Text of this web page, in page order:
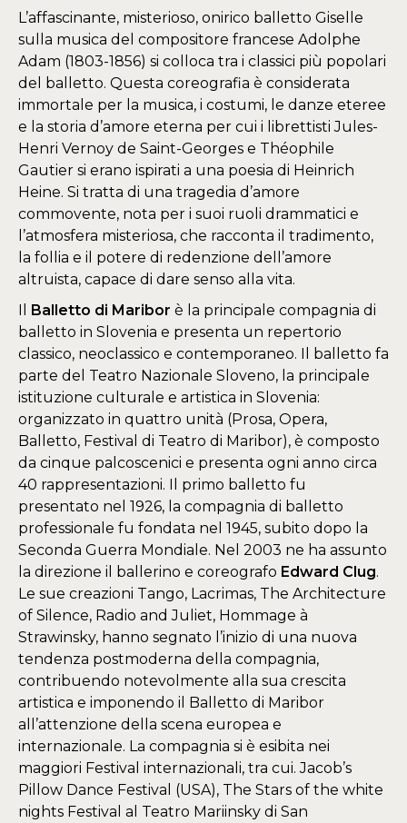
L’affascinante, misterioso, onirico balletto Giselle
sulla musica del compositore francese Adolphe
Adam (1803-1856) si colloca tra i classici più popolari
del balletto. Questa coreografia è considerata
immortale per la musica, i costumi, le danze eteree
e la storia d’amore eterna per cui i librettisti Jules-
Henri Vernoy de Saint-Georges e Théophile
Gautier si erano ispirati a una poesia di Heinrich
Heine. Si tratta di una tragedia d’amore
commovente, nota per i suoi ruoli drammatici e
l’atmosfera misteriosa, che racconta il tradimento,
la follia e il potere di redenzione dell’amore
altruista, capace di dare senso alla vita.
Il Balletto di Maribor è la principale compagnia di
balletto in Slovenia e presenta un repertorio
classico, neoclassico e contemporaneo. Il balletto fa
parte del Teatro Nazionale Sloveno, la principale
istituzione culturale e artistica in Slovenia:
organizzato in quattro unità (Prosa, Opera,
Balletto, Festival di Teatro di Maribor), è composto
da cinque palcoscenici e presenta ogni anno circa
40 rappresentazioni. Il primo balletto fu
presentato nel 1926, la compagnia di balletto
professionale fu fondata nel 1945, subito dopo la
Seconda Guerra Mondiale. Nel 2003 ne ha assunto
la direzione il ballerino e coreografo Edward Clug.
Le sue creazioni Tango, Lacrimas, The Architecture
of Silence, Radio and Juliet, Hommage à
Strawinsky, hanno segnato l’inizio di una nuova
tendenza postmoderna della compagnia,
contribuendo notevolmente alla sua crescita
artistica e imponendo il Balletto di Maribor
all’attenzione della scena europea e
internazionale. La compagnia si è esibita nei
maggiori Festival internazionali, tra cui. Jacob’s
Pillow Dance Festival (USA), The Stars of the white
nights Festival al Teatro Mariinsky di San